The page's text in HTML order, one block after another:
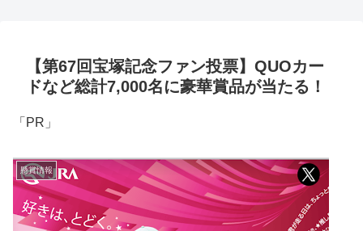
【第67回宝塚記念ファン投票】QUOカー
ドなど総計7,000名に豪華賞品が当たる！
「PR」
懸賞情報